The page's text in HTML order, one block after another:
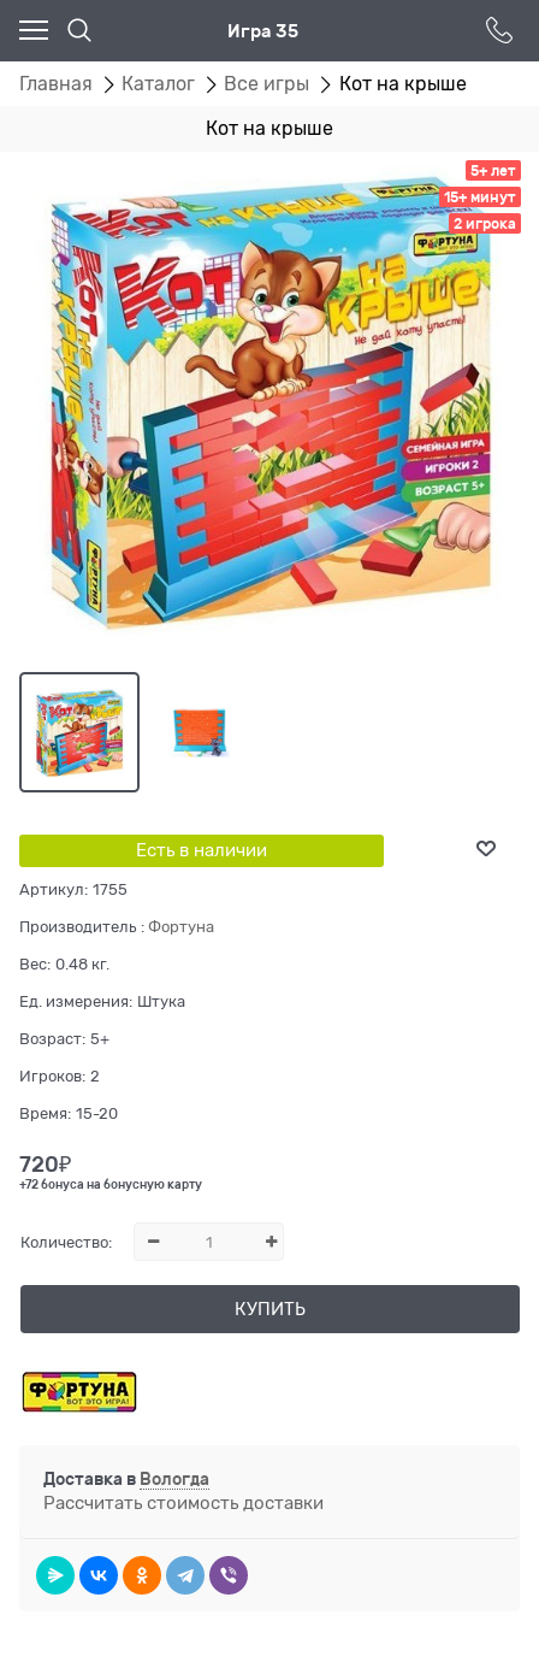
Игра 35
Главная Каталог Все игры Кот на крыше
Кот на крыше
5+ лет
15+ минут
2 игрока
Есть в наличии
Артикул: 1755
Производитель : Фортуна
Вес: 0.48 кг.
Ед. измерения: Штука
Возраст: 5+
Игроков: 2
Время: 15-20
720₽
+72 бонуса на бонусную карту
Количество:
КУПИТЬ
Доставка в Вологда
Рассчитать стоимость доставки